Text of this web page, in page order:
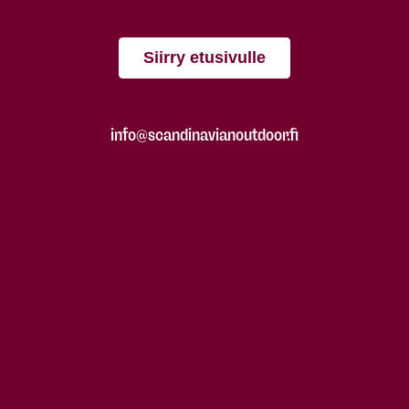
Siirry etusivulle
info@scandinavianoutdoor.fi